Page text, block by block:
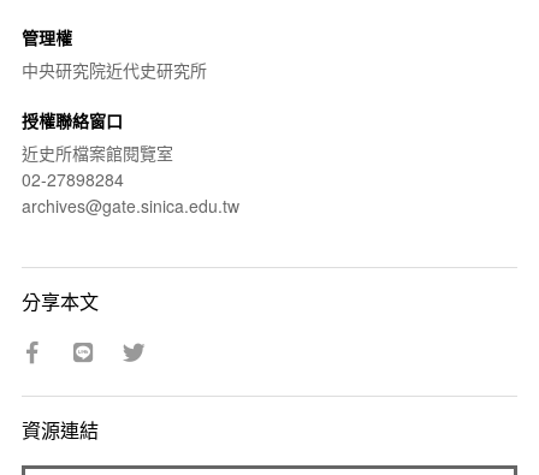
管理權
中央研究院近代史研究所
授權聯絡窗口
近史所檔案館閱覽室
02-27898284
archives@gate.sinica.edu.tw
分享本文
資源連結